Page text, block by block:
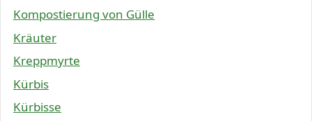
Kompostierung von Gülle
Kräuter
Kreppmyrte
Kürbis
Kürbisse